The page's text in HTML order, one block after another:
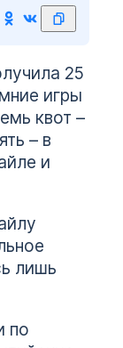
25
игры
квот –
– в
и
лишь
по